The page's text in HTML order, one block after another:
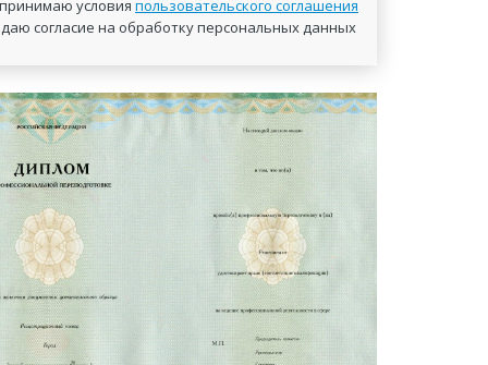
условия пользовательского соглашения
согласие на обработку персональных данных